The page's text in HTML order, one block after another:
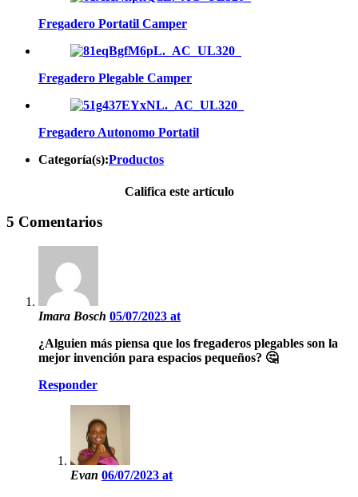
Fregadero Portatil Camper
Fregadero Plegable Camper
Fregadero Autonomo Portatil
Categoría(s):Productos
Califica este artículo
5 Comentarios
Imara Bosch 05/07/2023 at
¿Alguien más piensa que los fregaderos plegables son la
mejor invención para espacios pequeños? 🤔
Responder
Evan 06/07/2023 at